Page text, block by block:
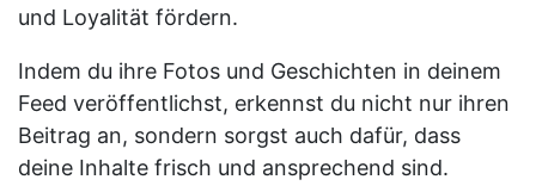
und Loyalität fördern.
Indem du ihre Fotos und Geschichten in deinem
Feed veröffentlichst, erkennst du nicht nur ihren
Beitrag an, sondern sorgst auch dafür, dass
deine Inhalte frisch und ansprechend sind.